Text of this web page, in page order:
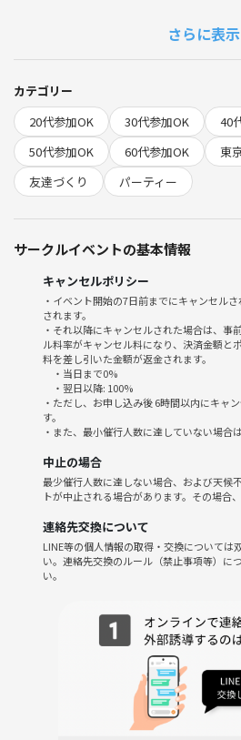
【日程】2025年7月19日（土）
【定員】20名(あと6名募集中です！)
【タイムテーブル】
14時30分頃から朋来堂を開けておきます。
15時：スタート！
22時：解散
という目安でやりたいと思います。
早く来れる方は14時30分頃から来てくだ
15時頃に最初の乾杯をします。
帰る時間はいつでもOKです！
15時以降に来られる方は、来れる時間帯
(開催直前でも大丈夫です！)
【16時からの本紹介】
●「朋」「来」「堂」「5」
内容、著者名、タイトル、ご自身の体験
です。
本のジャンルも何でもOKです。
ホームパーティみたいな感じにワイワイや
お酒や食事を楽しんだり、本の話などをし
さらに表示
カテゴリー
20代参加OK
30代参加OK
40
50代参加OK
60代参加OK 東
友達づくり
パーティー
サークルイベントの基本情報
キャンセルポリシー
・イベント開始の7日前までにキャンセル
されます。
・それ以降にキャンセルされた場合は、事
ル料率がキャンセル料になり、決済金額と
料を差し引いた金額が返金されます。
・当日まで0%
・翌日以降: 100%
・ただし、お申し込み後 6時間以内にキャ
す。
・また、最小催行人数に達していない場合
中止の場合
最少催行人数に達しない場合、および天候
トが中止される場合があります。その場合
連絡先交換について
LINE等の個人情報の取得・交換については
い。連絡先交換のルール（禁止事項等）に
い。